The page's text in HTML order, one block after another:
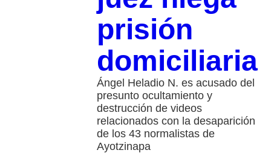
prisión
domiciliaria
Ángel Heladio N. es acusado del
presunto ocultamiento y
destrucción de videos
relacionados con la desaparición
de los 43 normalistas de
Ayotzinapa